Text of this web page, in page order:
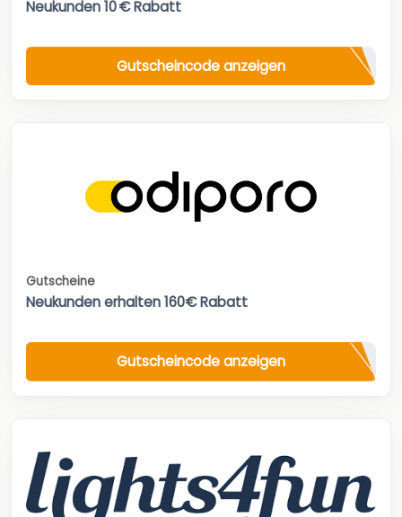
Neukunden 10 € Rabatt
Gutscheincode anzeigen
Gutscheine
Neukunden erhalten 160€ Rabatt
Gutscheincode anzeigen